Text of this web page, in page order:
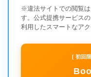
※違法サイトでの閲覧
す。公式提携サービス
利用したスマートなアク
[ 初回